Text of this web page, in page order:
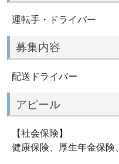
運転手・ドライバー
募集内容
配送ドライバー
アピール
【社会保険】
健康保険、厚生年金保険